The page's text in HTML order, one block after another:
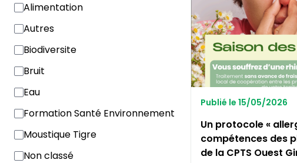
Alimentation
Autres
Biodiversite
Bruit
Eau
Formation Santé Environnement
Moustique Tigre
Non classé
Publié le 15/05/2026
Un protocole «
compétences des
de la CPTS Ouest